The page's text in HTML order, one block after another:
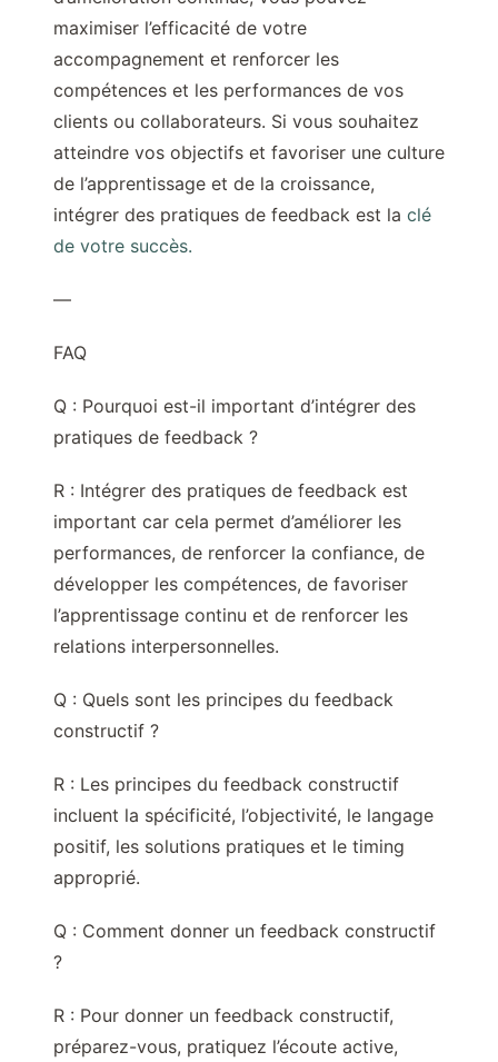
maximiser l’efficacité de votre
accompagnement et renforcer les
compétences et les performances de vos
clients ou collaborateurs. Si vous souhaitez
atteindre vos objectifs et favoriser une culture
de l’apprentissage et de la croissance,
intégrer des pratiques de feedback est la clé
de votre succès.
—
FAQ
Q : Pourquoi est-il important d’intégrer des
pratiques de feedback ?
R : Intégrer des pratiques de feedback est
important car cela permet d’améliorer les
performances, de renforcer la confiance, de
développer les compétences, de favoriser
l’apprentissage continu et de renforcer les
relations interpersonnelles.
Q : Quels sont les principes du feedback
constructif ?
R : Les principes du feedback constructif
incluent la spécificité, l’objectivité, le langage
positif, les solutions pratiques et le timing
approprié.
Q : Comment donner un feedback constructif
?
R : Pour donner un feedback constructif,
préparez-vous, pratiquez l’écoute active,